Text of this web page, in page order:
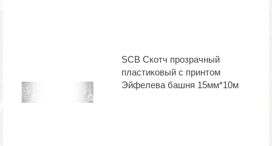
SCB Скотч прозрачный
пластиковый с принтом
Эйфелева башня 15мм*10м